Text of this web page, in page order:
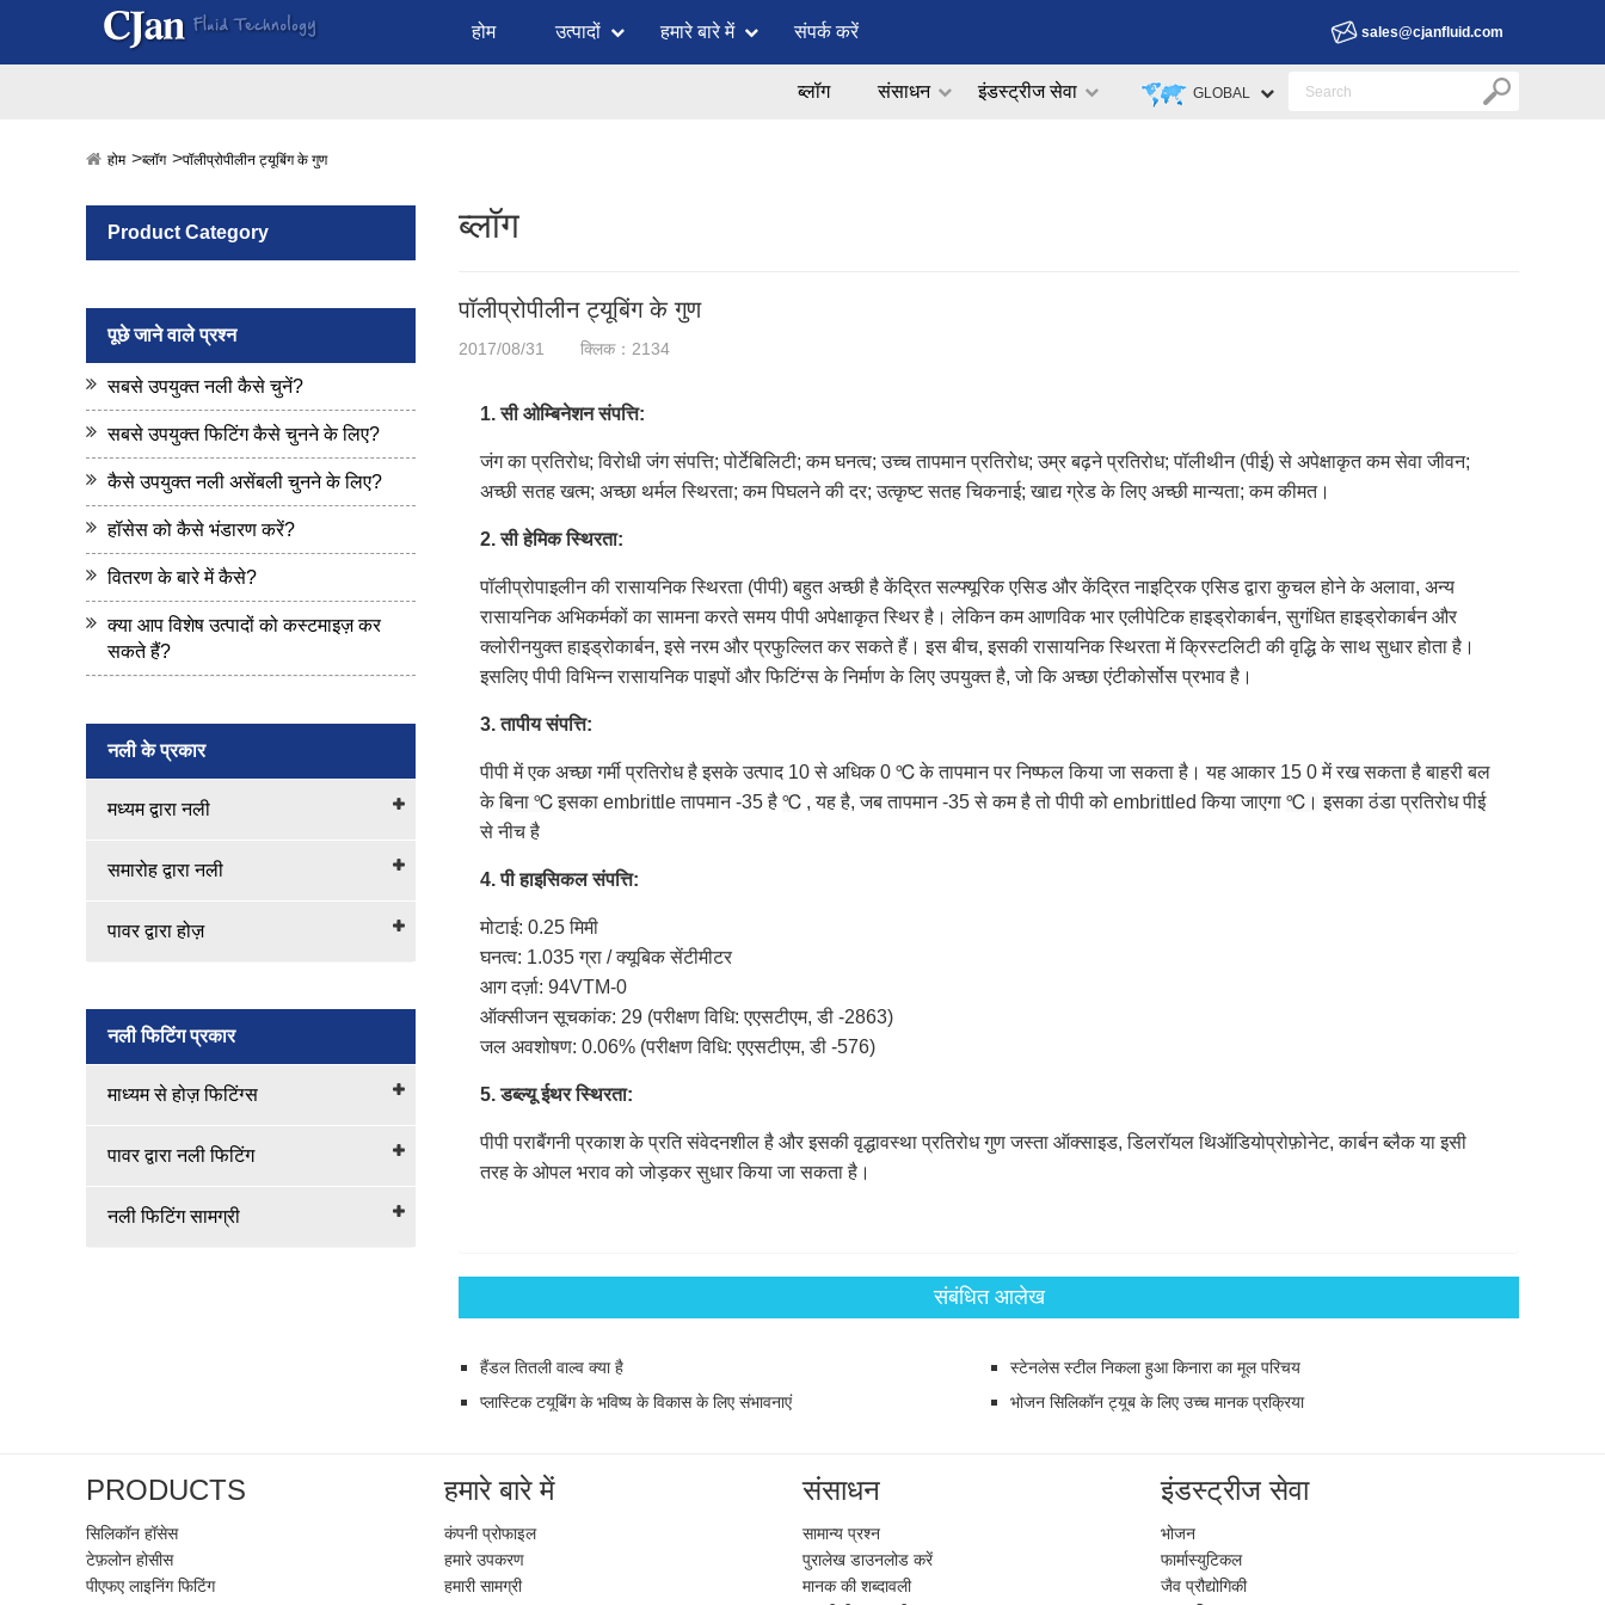
होम उत्पादों हमारे बारे में संपर्क करें sales@cjanfluid.com
GLOBAL
ब्लॉग संसाधन इंडस्ट्रीज सेवा
होम ब्लॉग पॉलीप्रोपीलीन ट्यूबिंग के गुण
Product Category
पूछे जाने वाले प्रश्न
सबसे उपयुक्त नली कैसे चुनें?
सबसे उपयुक्त फिटिंग कैसे चुनने के लिए?
कैसे उपयुक्त नली असेंबली चुनने के लिए?
हॉसेस को कैसे भंडारण करें?
वितरण के बारे में कैसे?
क्या आप विशेष उत्पादों को कस्टमाइज़ कर
सकते हैं?
नली के प्रकार
मध्यम द्वारा नली
समारोह द्वारा नली
पावर द्वारा होज़
नली फिटिंग प्रकार
माध्यम से होज़ फिटिंग्स
पावर द्वारा नली फिटिंग
नली फिटिंग सामग्री
ब्लॉग
पॉलीप्रोपीलीन ट्यूबिंग के गुण
2017/08/31 क्लिक：2134
1. सी ओम्बिनेशन संपत्ति:
जंग का प्रतिरोध; विरोधी जंग संपत्ति; पोर्टेबिलिटी; कम घनत्व; उच्च तापमान प्रतिरोध; उम्र बढ़ने प्रतिरोध; पॉलीथीन (पीई) से अपेक्षाकृत कम सेवा जीवन;
अच्छी सतह खत्म; अच्छा थर्मल स्थिरता; कम पिघलने की दर; उत्कृष्ट सतह चिकनाई; खाद्य ग्रेड के लिए अच्छी मान्यता; कम कीमत।
2. सी हेमिक स्थिरता:
पॉलीप्रोपाइलीन की रासायनिक स्थिरता (पीपी) बहुत अच्छी है केंद्रित सल्फ्यूरिक एसिड और केंद्रित नाइट्रिक एसिड द्वारा कुचल होने के अलावा, अन्य
रासायनिक अभिकर्मकों का सामना करते समय पीपी अपेक्षाकृत स्थिर है। लेकिन कम आणविक भार एलीपेटिक हाइड्रोकार्बन, सुगंधित हाइड्रोकार्बन और
क्लोरीनयुक्त हाइड्रोकार्बन, इसे नरम और प्रफुल्लित कर सकते हैं। इस बीच, इसकी रासायनिक स्थिरता में क्रिस्टलिटी की वृद्धि के साथ सुधार होता है।
इसलिए पीपी विभिन्न रासायनिक पाइपों और फिटिंग्स के निर्माण के लिए उपयुक्त है, जो कि अच्छा एंटीकोर्सोस प्रभाव है।
3. तापीय संपत्ति:
पीपी में एक अच्छा गर्मी प्रतिरोध है इसके उत्पाद 10 से अधिक0 ℃के तापमान पर निष्फल किया जा सकताहै। यह आकार 15 0में रख सकता हैबाहरी बल
केबिना ℃इसका embrittle तापमान -35 है ℃, यह है, जब तापमान -35 से कम है तो पीपी को embrittled किया जाएगा ℃। इसका ठंडा प्रतिरोध पीई
से नीच है
4. पी हाइसिकल संपत्ति:
मोटाई: 0.25 मिमी
घनत्व: 1.035 ग्रा / क्यूबिक सेंटीमीटर
आग दर्ज़ा: 94VTM-0
ऑक्सीजन सूचकांक: 29 (परीक्षण विधि: एएसटीएम, डी -2863)
जल अवशोषण: 0.06% (परीक्षण विधि: एएसटीएम, डी -576)
5. डब्ल्यू ईथर स्थिरता:
पीपी पराबैंगनी प्रकाश के प्रति संवेदनशील है और इसकीवृद्धावस्था प्रतिरोध गुणजस्ता ऑक्साइड, डिलरॉयल थिऑडियोप्रोफ़ोनेट, कार्बन ब्लैक या इसी
तरह के ओपल भराव को जोड़कर सुधार कियाजासकता है।
संबंधित आलेख
हैंडल तितली वाल्व क्या है
स्टेनलेस स्टील निकला हुआ किनारा का मूल परिचय
प्लास्टिक टयूबिंग के भविष्य के विकास के लिए संभावनाएं
भोजन सिलिकॉन ट्यूब के लिए उच्च मानक प्रक्रिया
PRODUCTS
सिलिकॉन हॉसेस
टेफ़लोन होसीस
पीएफए ​​लाइनिंग फिटिंग
हमारे बारे में
कंपनी प्रोफाइल
हमारे उपकरण
हमारी सामग्री
संसाधन
सामान्य प्रश्न
पुरालेख डाउनलोड करें
मानक की शब्दावली
इंडस्ट्रीज सेवा
भोजन
फार्मास्युटिकल
जैव प्रौद्योगिकी